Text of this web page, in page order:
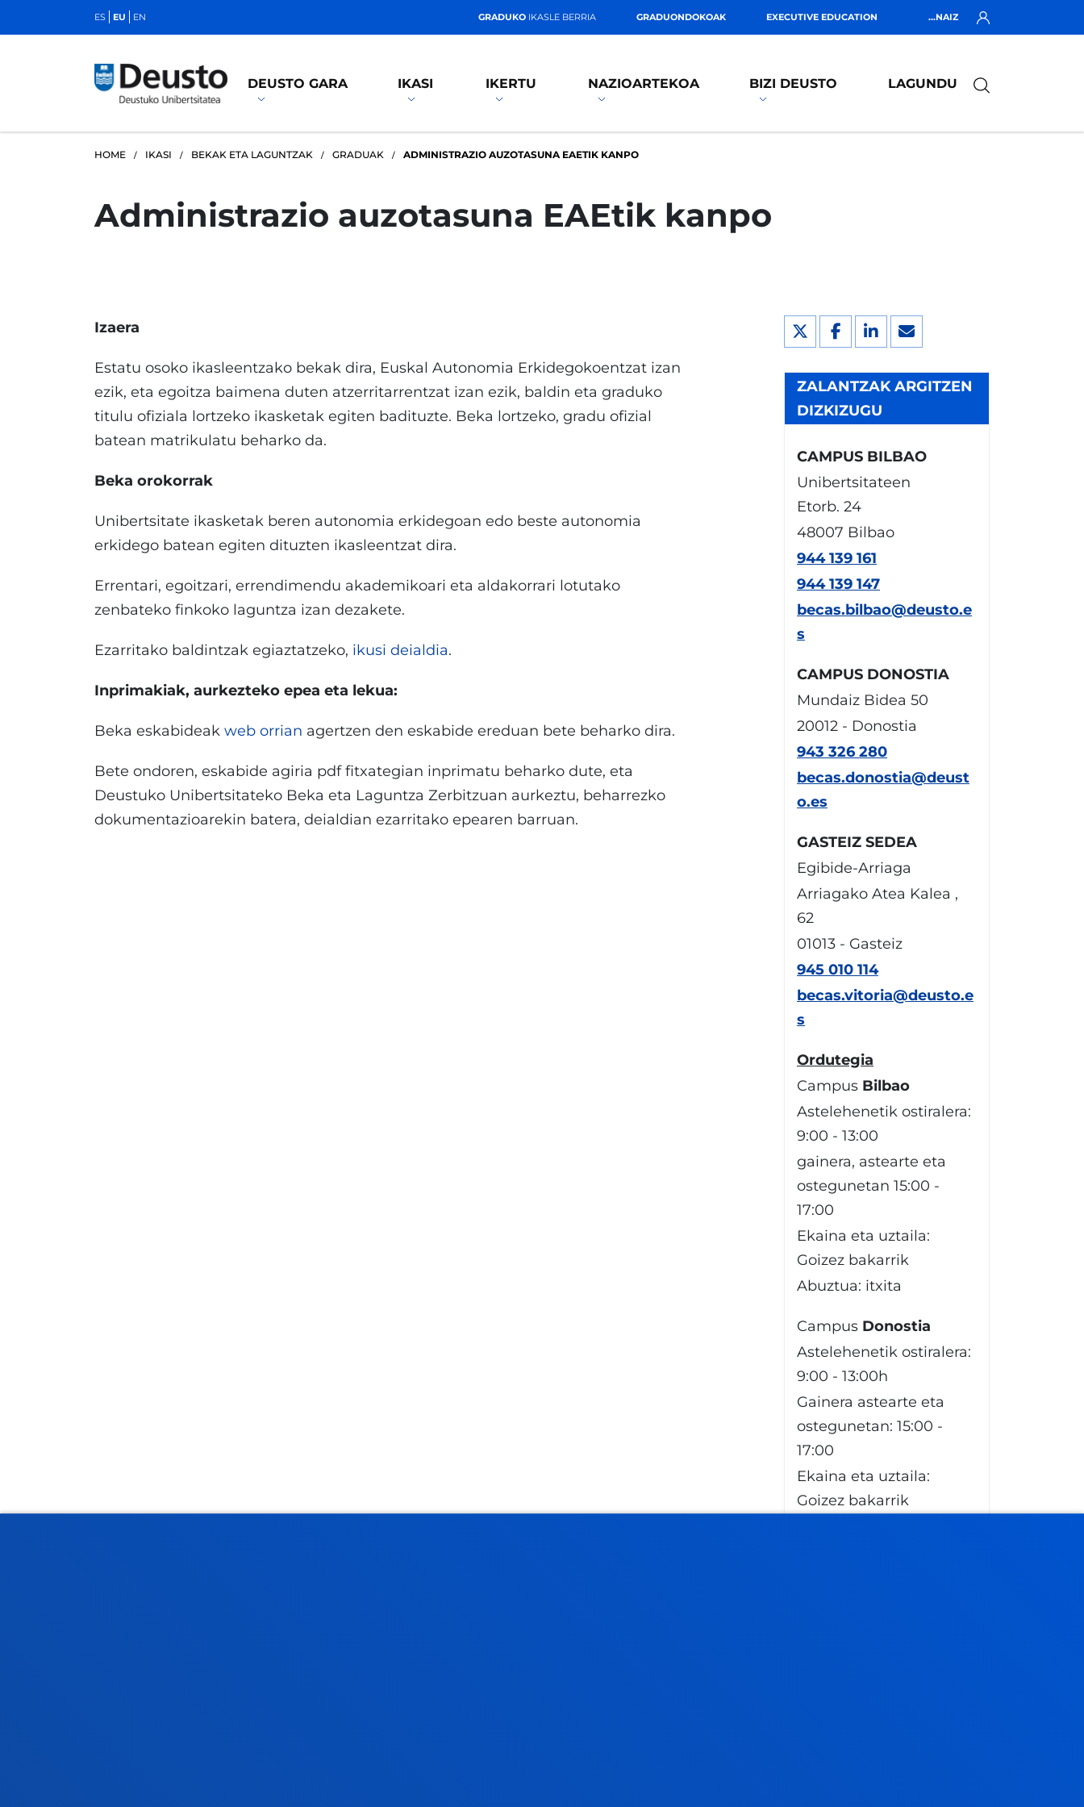
ES EU EN GRADUKO IKASLE BERRIA GRADUONDOKOAK EXECUTIVE EDUCATION ...NAIZ
DEUSTO GARA IKASI IKERTU NAZIOARTEKOA BIZI DEUSTO LAGUNDU
HOME IKASI BEKAK ETA LAGUNTZAK GRADUAK ADMINISTRAZIO AUZOTASUNA EAETIK KANPO
Administrazio auzotasuna EAEtik kanpo
Izaera
Estatu osoko ikasleentzako bekak dira, Euskal Autonomia Erkidegokoentzat izan
ezik, eta egoitza baimena duten atzerritarrentzat izan ezik, baldin eta graduko
titulu ofiziala lortzeko ikasketak egiten badituzte. Beka lortzeko, gradu ofizial
batean matrikulatu beharko da.
Beka orokorrak
Unibertsitate ikasketak beren autonomia erkidegoan edo beste autonomia
erkidego batean egiten dituzten ikasleentzat dira.
Errentari, egoitzari, errendimendu akademikoari eta aldakorrari lotutako
zenbateko finkoko laguntza izan dezakete.
Ezarritako baldintzak egiaztatzeko, ikusi deialdia.
Inprimakiak, aurkezteko epea eta lekua:
Beka eskabideak web orrian agertzen den eskabide ereduan bete beharko dira.
Bete ondoren, eskabide agiria pdf fitxategian inprimatu beharko dute, eta
Deustuko Unibertsitateko Beka eta Laguntza Zerbitzuan aurkeztu, beharrezko
dokumentazioarekin batera, deialdian ezarritako epearen barruan.
ZALANTZAK ARGITZEN
DIZKIZUGU
CAMPUS BILBAO
Unibertsitateen
Etorb. 24
48007 Bilbao
944 139 161
944 139 147
becas.bilbao@deusto.e
s
CAMPUS DONOSTIA
Mundaiz Bidea 50
20012 - Donostia
943 326 280
becas.donostia@deust
o.es
GASTEIZ SEDEA
Egibide-Arriaga
Arriagako Atea Kalea ,
62
01013 - Gasteiz
945 010 114
becas.vitoria@deusto.e
s
Ordutegia
Campus Bilbao
Astelehenetik ostiralera:
9:00 - 13:00
gainera, astearte eta
ostegunetan 15:00 -
17:00
Ekaina eta uztaila:
Goizez bakarrik
Abuztua: itxita
Campus Donostia
Astelehenetik ostiralera:
9:00 - 13:00h
Gainera astearte eta
ostegunetan: 15:00 -
17:00
Ekaina eta uztaila:
Goizez bakarrik